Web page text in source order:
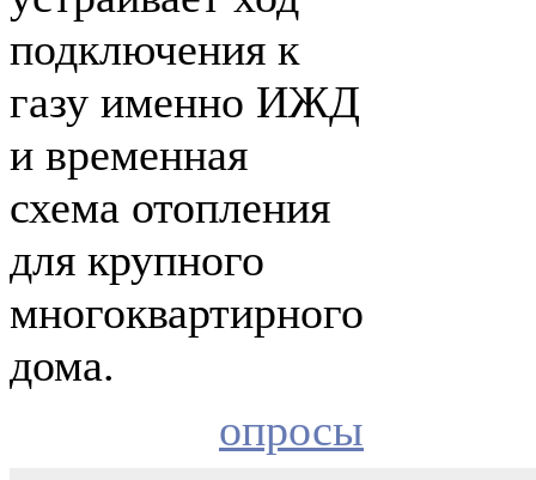
подключения к
газу именно ИЖД
и временная
схема отопления
для крупного
многоквартирного
дома.
опросы